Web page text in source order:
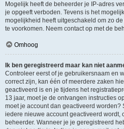
Mogelijk heeft de beheerder je IP-adres
je opgeeft verboden. Tevens is het
mogelijkheid heeft uitgeschakeld om zo
te voorkomen. Neem contact op met de
Omhoog
Ik ben geregistreerd maar kan niet
Controleer eerst of je gebruikersnaam en
correct zijn, kan één of meerdere zaken
geactiveerd is en je tijdens het
13 jaar, moet je de ontvangen instructies
moet je account dan geactiveerd worden?
iedere nieuwe account geactiveerd wordt,
beheerder. Wanneer je je geregistreerd